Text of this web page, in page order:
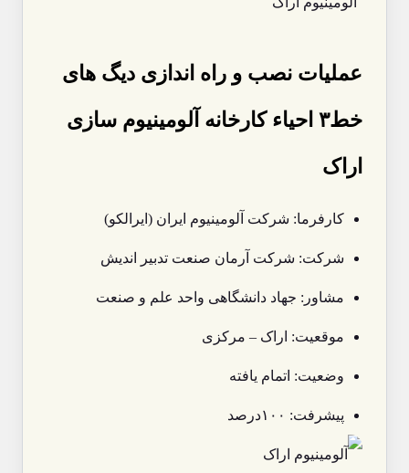
عملیات نصب و راه اندازی دیگ های
خط۳ احیاء کارخانه آلومینیوم سازی
اراک
کارفرما: شرکت آلومینیوم ایران (ایرالکو)
شرکت: شرکت آرمان صنعت تدبیر اندیش
مشاور: جهاد دانشگاهی واحد علم و صنعت
موقعیت: اراک – مرکزی
وضعیت: اتمام یافته
پیشرفت: ۱۰۰درصد